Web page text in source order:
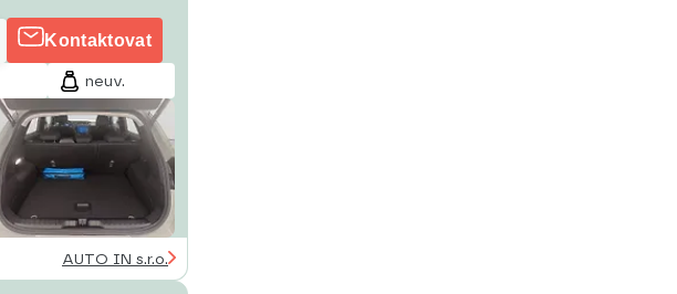
Kontaktovat
neuv.
AUTO IN s.r.o.